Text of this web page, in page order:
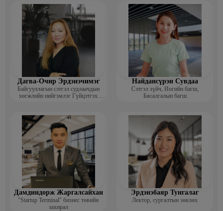
Дагва-Очир Эрдэнэчимэг
Байгууллагын сэтгэл судлаачдын
хөгжлийн нийгэмлэг Гүйцэтгэх
Найдансүрэн Сувдаа
Сэтгэл зүйч, Иогийн багш,
Бясалгалын багш
Дамдиндорж Жаргалсайхан
"Startup Terminal" бизнес төвийн
захирал
Эрдэнэбаяр Тунгалаг
Лектор, сургалтын зөвлөх